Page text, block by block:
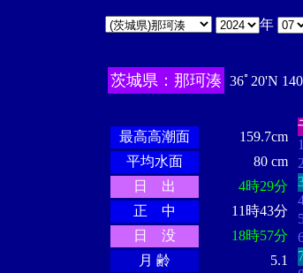
年
茨城県：那珂湊 36ﾟ20'N
最高高潮面
159.7cm
平均水面
80 cm
日 出
4時29分
正 中
11時43分
日 没
18時57分
月 齢
5.1